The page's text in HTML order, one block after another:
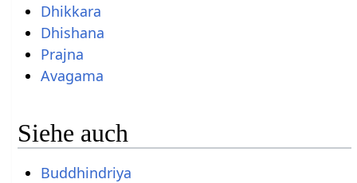
Dhikkara
Dhishana
Prajna
Avagama
Siehe auch
Buddhindriya